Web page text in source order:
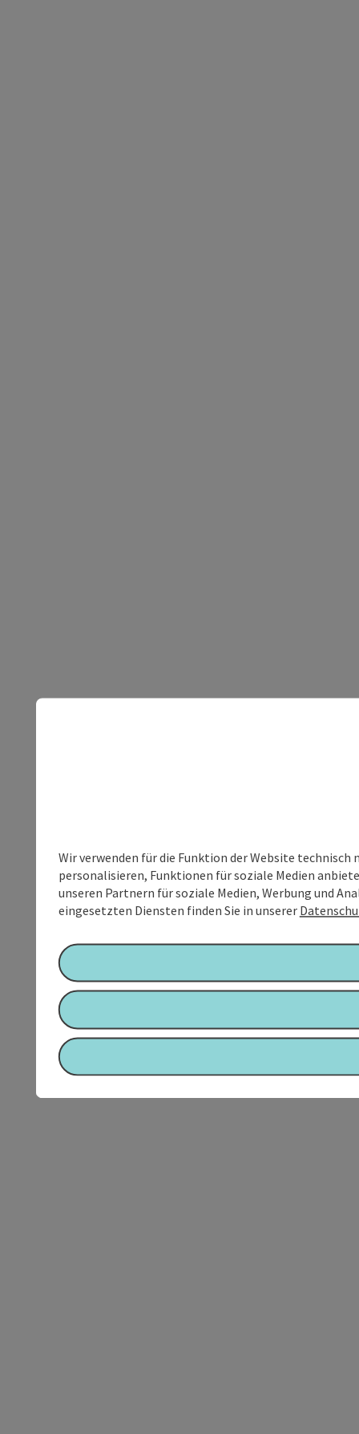
Wir verwenden für die Funktion der Website
personalisieren, Funktionen für soziale Medien
unseren Partnern für soziale Medien, Werbung und
eingesetzten Diensten finden Sie in unserer